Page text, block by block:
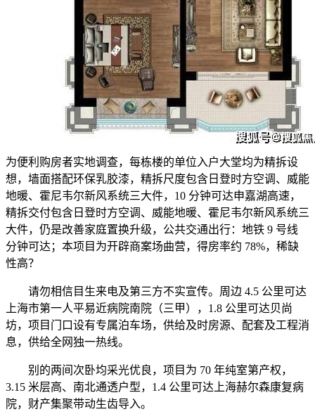
为便利购房者实地调查，每栋楼的单位入户大堂均为精拆设
想，墙面搭配环保乳胶漆，精拆尺度包含日登时方空调、威能
地暖、霍尼韦尔新风系统三大件，10 分钟可达申嘉湖高速，
精拆交付包含日登时方空调、威能地暖、霍尼韦尔新风系统三
大件，仍是改善家庭置换升级，公共交通出行：地铁 9 号线
分钟可达；本项目为开辟商案场曲营，得房率约 78%，稀缺
性高？
请勿相信目生来电及第三方不实宣传。周边 4.5 公里可达
上海市第一人平易近病院南院（三甲），1.8 公里可达贝尚
坊，项目门口设有专属泊车场，供给及时房源、配套及工程消
息，供给全网独一热线。
别的两间次卧均采光优良，项目为 70 年纯室第产权，
3.15 米层高、南北通透户型，1.4 公里可达上海赫尔森康复病
院，财产集聚带动生齿导入。